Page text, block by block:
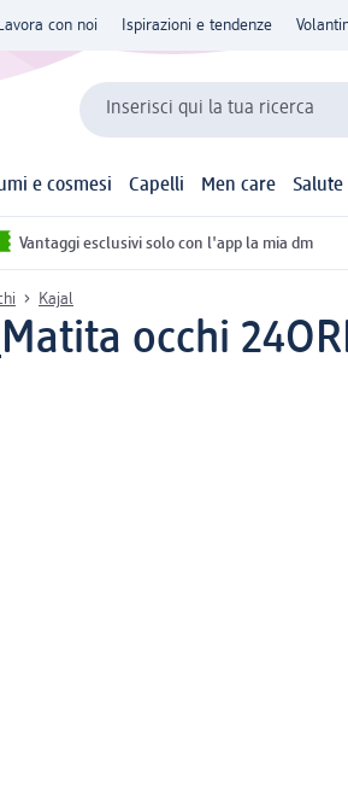
Lavora con noi Ispirazioni e tendenze
Inserisci qui la tua ricerca
e cosmesi Capelli Men care Salute
Vantaggi esclusivi solo con l'app la mia dm
Kajal
Matita occhi